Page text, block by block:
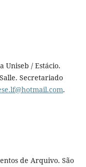
Uniseb / Estácio.
Secretariado
.
de Arquivo. São